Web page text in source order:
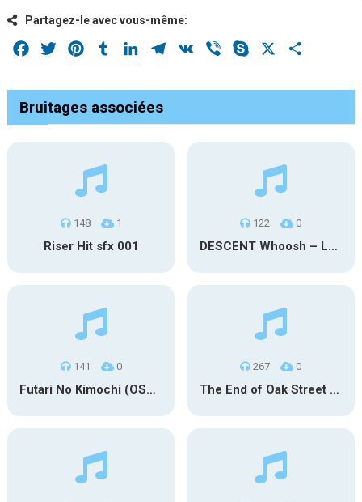
Partagez-le avec vous-même:
Facebook
Twitter PinterestTumblrLinkedInTelegram
VK Viber Skype
Bruitages associées
148 1
Riser Hit sfx 001
122 0
DESCENT Whoosh – Long
141 0
Futari No Kimochi (OST Inuyasha)
267 0
The End of Oak Street Trailer